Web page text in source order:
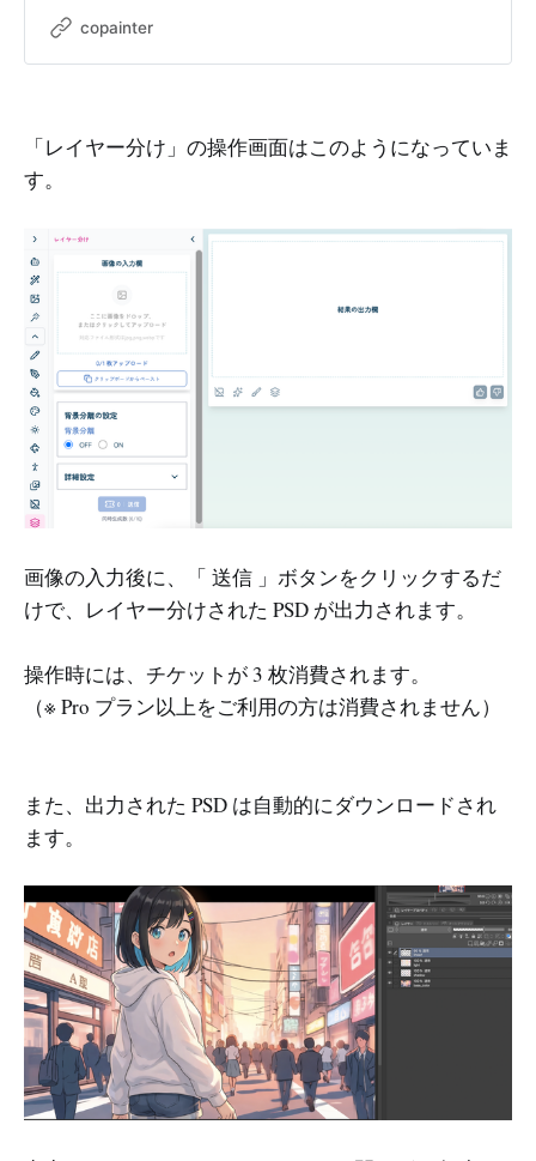
copainter
「レイヤー分け」の操作画面はこのようになっていま
す。
画像の入力後に、「 送信 」ボタンをクリックするだ
けで、レイヤー分けされた PSD が出力されます。
操作時には、チケットが 3 枚消費されます。
（※ Pro プラン以上をご利用の方は消費されません）
また、出力された PSD は自動的にダウンロードされ
ます。